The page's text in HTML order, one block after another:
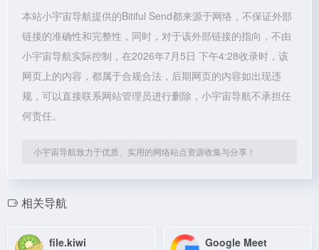
本站小宇宙导航提供的Bitiful Send都来源于网络，不保证外部
链接的准确性和完整性，同时，对于该外部链接的指向，不由
小宇宙导航实际控制，在2026年7月5日 下午4:28收录时，该
网页上的内容，都属于合规合法，后期网页的内容如出现违
规，可以直接联系网站管理员进行删除，小宇宙导航不承担任
何责任。
小宇宙导航致力于优质、实用的网络站点资源收集与分享！
相关导航
file.kiwi Google Meet